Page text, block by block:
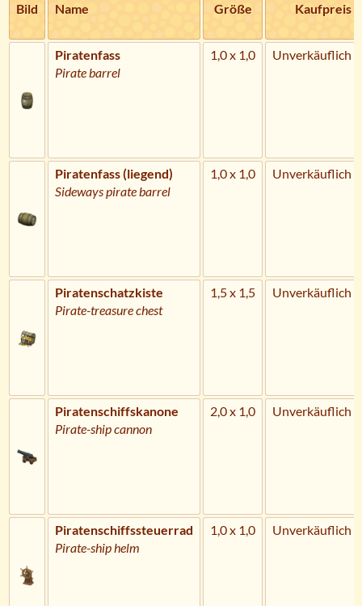
Bild Name Größe Kaufpreis
Piratenfass
Pirate barrel
1,0 x 1,0 Unverkäuflich
Piratenfass (liegend)
Sideways pirate barrel
1,0 x 1,0 Unverkäuflich
Piratenschatzkiste
Pirate-treasure chest
1,5 x 1,5 Unverkäuflich
Piratenschiffskanone
Pirate-ship cannon
2,0 x 1,0 Unverkäuflich
Piratenschiffssteuerrad
Pirate-ship helm
1,0 x 1,0 Unverkäuflich